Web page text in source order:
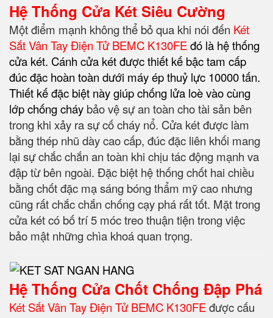
Hệ Thống Cửa Két Siêu Cường
Một điểm mạnh không thể bỏ qua khi nói đến Két
Sắt Vân Tay Điện Tử BEMC K130FEđó là hệ thống
cửa két. Cánh cửa két được thiết kế bậc tam cấp
đúc đặc hoàn toàn dưới máy ép thuỷ lực 10000 tấn.
Thiết kế đặc biệt này giúp chống lửa loè vào cùng
lớp chống cháy bảo vệ sự an toàn cho tài sản bên
trong khi xảy ra sự cố cháy nổ. Cửa két được làm
bằng thép nhũ dày cao cấp, đúc đặc liên khối mang
lại sự chắc chắn an toàn khi chịu tác động mạnh va
đập từ bên ngoài. Đặc biệt hệ thống chốt hai chiều
bằng chốt đặc mạ sáng bóng thẩm mỹ cao nhưng
cũng rất chắc chắn chống cạy phá rất tốt. Mặt trong
cửa két có bố trí 5 móc treo thuận tiện trong việc
bảo mật những chìa khoá quan trọng.
Hệ Thống Cửa Chốt Chống Đập Phá
Két Sắt Vân Tay Điện Tử BEMC K130FEđược cấu